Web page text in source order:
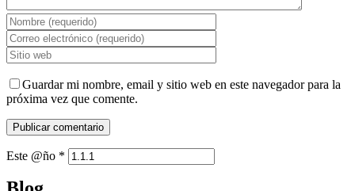
Guardar mi nombre, email y sitio web en este navegador para la
próxima vez que comente.
Este @ño *